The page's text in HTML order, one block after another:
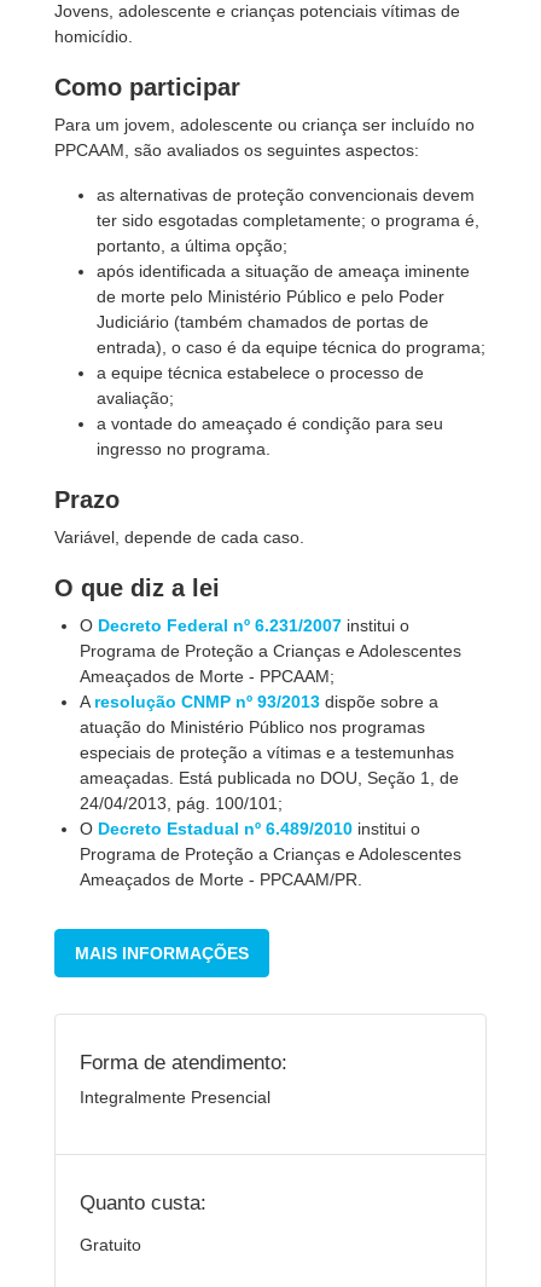
Jovens, adolescente e crianças potenciais vítimas de
homicídio.
Como participar
Para um jovem, adolescente ou criança ser incluído no
PPCAAM, são avaliados os seguintes aspectos:
as alternativas de proteção convencionais devem
ter sido esgotadas completamente; o programa é,
portanto, a última opção;
após identificada a situação de ameaça iminente
de morte pelo Ministério Público e pelo Poder
Judiciário (também chamados de portas de
entrada), o caso é da equipe técnica do programa;
a equipe técnica estabelece o processo de
avaliação;
a vontade do ameaçado é condição para seu
ingresso no programa.
Prazo
Variável, depende de cada caso.
O que diz a lei
O Decreto Federal nº 6.231/2007 institui o
Programa de Proteção a Crianças e Adolescentes
Ameaçados de Morte - PPCAAM;
A resolução CNMP nº 93/2013 dispõe sobre a
atuação do Ministério Público nos programas
especiais de proteção a vítimas e a testemunhas
ameaçadas. Está publicada no DOU, Seção 1, de
24/04/2013, pág. 100/101;
O Decreto Estadual nº 6.489/2010 institui o
Programa de Proteção a Crianças e Adolescentes
Ameaçados de Morte - PPCAAM/PR.
MAIS INFORMAÇÕES
Forma de atendimento:
Integralmente Presencial
Quanto custa:
Gratuito